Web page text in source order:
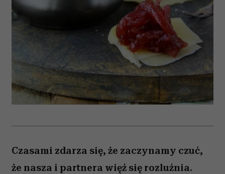
Czasami zdarza się, że zaczynamy czuć,
że nasza i partnera więź się rozluźnia.